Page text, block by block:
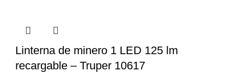
Linterna de minero 1 LED 125 lm
recargable – Truper 10617